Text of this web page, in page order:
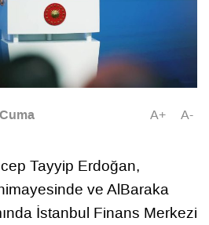
Cuma A+ A-
Tayyip Erdoğan,
ve AlBaraka
İstanbul Finans Merkezi